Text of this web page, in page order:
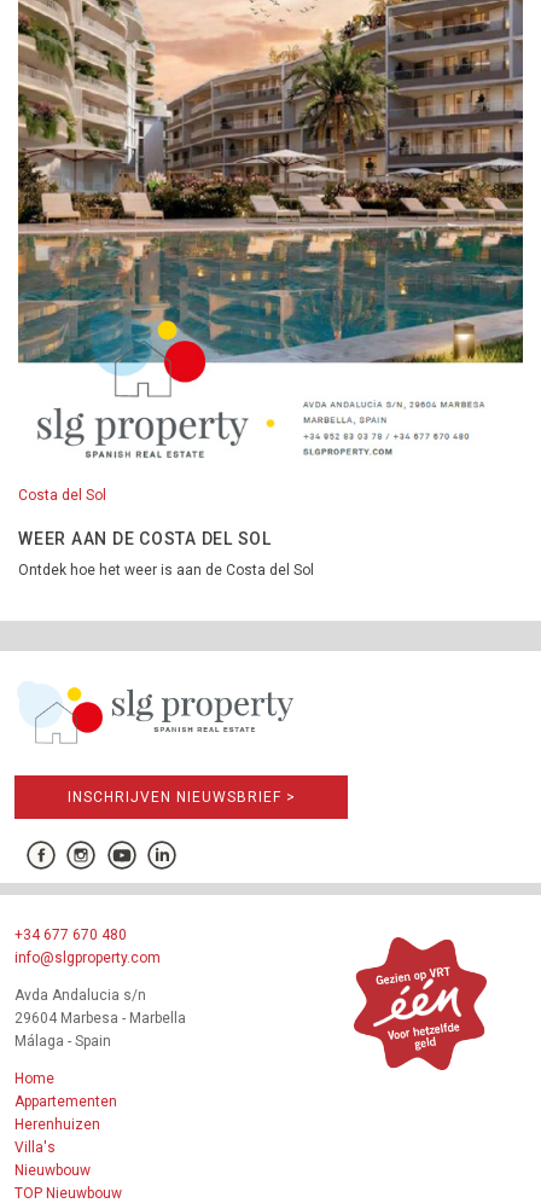
Costa del Sol
WEER AAN DE COSTA DEL SOL
Ontdek hoe het weer is aan de Costa del Sol
INSCHRIJVEN NIEUWSBRIEF >
+34 677 670 480
info@slgproperty.com
Avda Andalucia s/n
29604 Marbesa - Marbella
Málaga - Spain
Home
Appartementen
Herenhuizen
Villa's
Nieuwbouw
TOP Nieuwbouw